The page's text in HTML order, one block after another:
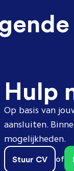
Hulp
Op basis van
aansluiten.
mogelijkheden.
Stuur CV of